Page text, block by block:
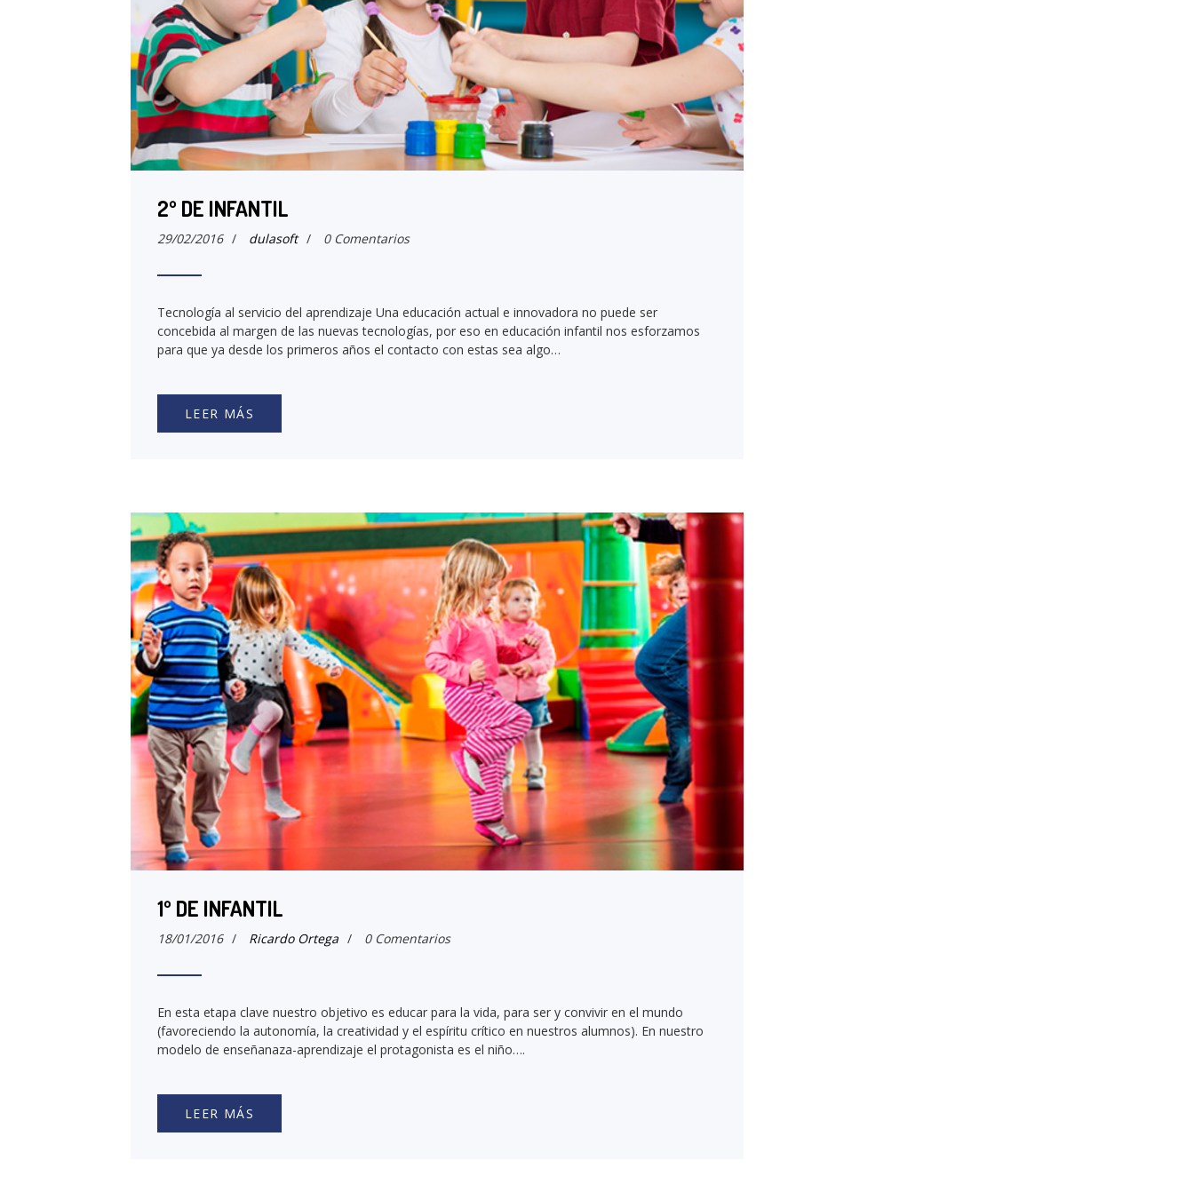
2º DE INFANTIL
29/02/2016 / dulasoft / 0 Comentarios
Tecnología al servicio del aprendizaje Una educación actual e innovadora no puede ser
concebida al margen de las nuevas tecnologías, por eso en educación infantil nos esforzamos
para que ya desde los primeros años el contacto con estas sea algo…
LEER MÁS
1º DE INFANTIL
18/01/2016 / Ricardo Ortega / 0 Comentarios
En esta etapa clave nuestro objetivo es educar para la vida, para ser y convivir en el mundo
(favoreciendo la autonomía, la creatividad y el espíritu crítico en nuestros alumnos). En nuestro
modelo de enseñanaza-aprendizaje el protagonista es el niño….
LEER MÁS